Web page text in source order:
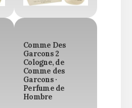
Comme Des
Garcons 2
Cologne, de
Comme des
Garcons ·
Perfume de
Hombre